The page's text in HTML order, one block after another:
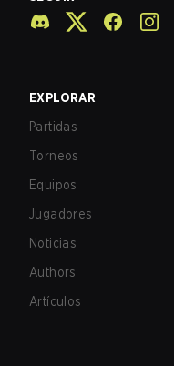
EXPLORAR
Partidas
Torneos
Equipos
Jugadores
Noticias
Authors
Artículos